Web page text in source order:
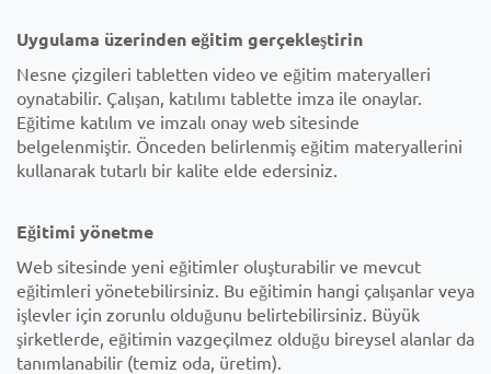
Uygulama üzerinden eğitim gerçekleştirin
Nesne çizgileri tabletten video ve eğitim materyalleri
oynatabilir. Çalışan, katılımı tablette imza ile onaylar.
Eğitime katılım ve imzalı onay web sitesinde
belgelenmiştir. Önceden belirlenmiş eğitim materyallerini
kullanarak tutarlı bir kalite elde edersiniz.
Eğitimi yönetme
Web sitesinde yeni eğitimler oluşturabilir ve mevcut
eğitimleri yönetebilirsiniz. Bu eğitimin hangi çalışanlar veya
işlevler için zorunlu olduğunu belirtebilirsiniz. Büyük
şirketlerde, eğitimin vazgeçilmez olduğu bireysel alanlar da
tanımlanabilir (temiz oda, üretim).